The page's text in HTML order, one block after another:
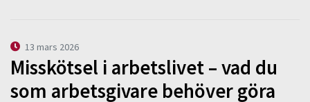
13 mars 2026
Misskötsel i arbetslivet – vad du
som arbetsgivare behöver göra